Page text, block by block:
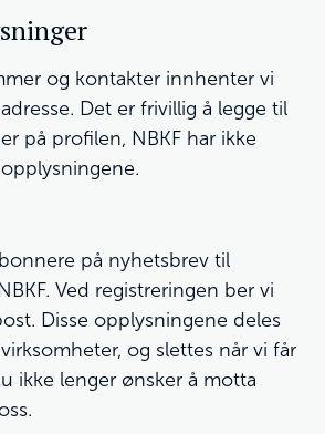
og kontakter innhenter vi
Det er frivillig å legge til
på profilen, NBKF har ikke
på nyhetsbrev til
Ved registreringen ber vi
Disse opplysningene deles
og slettes når vi får
ikke lenger ønsker å motta